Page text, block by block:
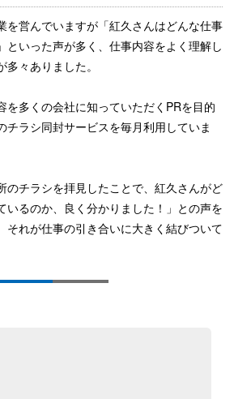
を営んでいますが「紅久さんはどんな仕事
といった声が多く、仕事内容をよく理解し
々ありました。
を多くの会社に知っていただくPRを目的
チラシ同封サービスを毎月利用していま
のチラシを拝見したことで、紅久さんがど
いるのか、良く分かりました！」との声を
それが仕事の引き合いに大きく結びついて